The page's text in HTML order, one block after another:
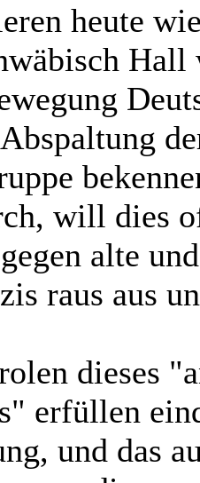
heute
will dies
alte
raus aus
dieses
erfüllen
und das